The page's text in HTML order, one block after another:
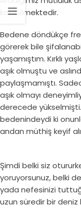
kalabilmektedir.
Bedene döndükçe
görerek bile
yaşamıştım. Kırklı
aşık olmuştu ve
paylaşmamıştı.
aşık olmayı
derecede
bedenindeydi ki
andan müthiş keyif
Şimdi belki siz
yoruyorsunuz, belki
yada nefesinizi
uzun süredir bir deniz